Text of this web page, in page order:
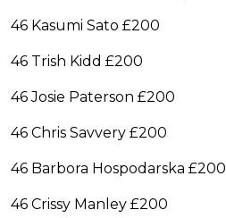
46 Kasumi Sato £200
46 Trish Kidd £200
46 Josie Paterson £200
46 Chris Savvery £200
46 Barbora Hospodarska £200
46 Crissy Manley £200